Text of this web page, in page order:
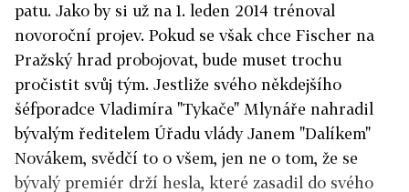
patu. Jako by si už na 1. leden 2014 trénoval
novoroční projev. Pokud se však chce Fischer na
Pražský hrad probojovat, bude muset trochu
pročistit svůj tým. Jestliže svého někdejšího
šéfporadce Vladimíra "Tykače" Mlynáře nahradil
bývalým ředitelem Úřadu vlády Janem "Dalíkem"
Novákem, svědčí to o všem, jen ne o tom, že se
bývalý premiér drží hesla, které zasadil do svého